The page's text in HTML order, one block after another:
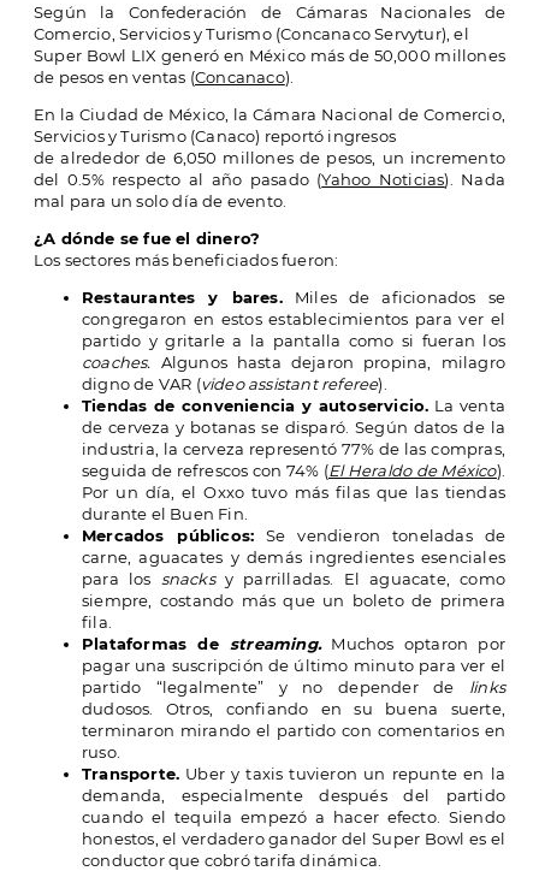
Según la Confederación de Cámaras Nacionales de
Comercio, Servicios y Turismo (Concanaco Servytur), el
Super Bowl LIX generó en México más de 50,000 millones
de pesos en ventas (Concanaco).
En la Ciudad de México, la Cámara Nacional de Comercio,
Servicios y Turismo (Canaco) reportó ingresos
de alrededor de 6,050 millones de pesos, un incremento
del 0.5% respecto al año pasado (Yahoo Noticias). Nada
mal para un solo día de evento.
¿A dónde se fue el dinero?
Los sectores más beneficiados fueron:
Restaurantes y bares.Miles de aficionados se
congregaron en estos establecimientos para ver el
partido y gritarle a la pantalla como si fueran los
coaches.
Algunos hasta dejaron propina, milagro
digno de VAR (video assistant referee).
Tiendas de conveniencia y autoservicio. La venta
de cerveza y botanas se disparó. Según datos de la
industria, la cerveza representó 77% de las compras,
seguida de refrescos con 74% (El Heraldo de México).
Por un día, el Oxxo tuvo más filas que las tiendas
durante el Buen Fin.
Mercados públicos: Se vendieron toneladas de
carne, aguacates y demás ingredientes esenciales
para los snacksy parrilladas. El aguacate, como
siempre, costando más que un boleto de primera
fila.
Plataformas de streaming.Muchos optaron por
pagar una suscripción de último minuto para ver el
partido “legalmente” y no depender de links
dudosos. Otros, confiando en su buena suerte,
terminaron mirando el partido con comentarios en
ruso.
Transporte. Uber y taxis tuvieron un repunte en la
demanda, especialmente después del partido
cuando el tequila empezó a hacer efecto. Siendo
honestos, el verdadero ganador del Super Bowl es el
conductor que cobró tarifa dinámica.